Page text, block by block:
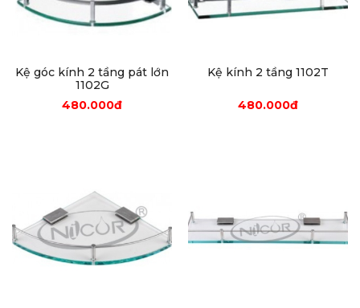
Kệ góc kính 2 tầng pát lớn
1102G
480.000đ
Kệ kính 2 tầng 1102T
480.000đ